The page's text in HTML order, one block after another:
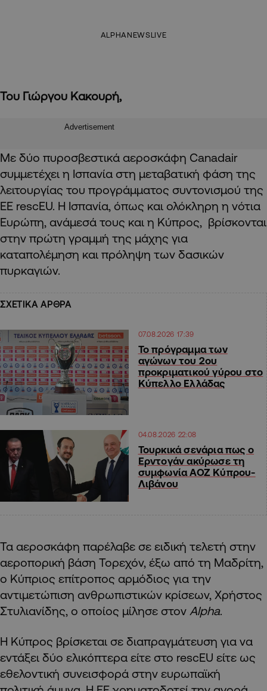
ALPHANEWSLIVE
Του Γιώργου Κακουρή,
Advertisement
Με δύο πυροσβεστικά αεροσκάφη Canadair
συμμετέχει η Ισπανία στη μεταβατική φάση της
λειτουργίας του προγράμματος συντονισμού της
ΕΕ rescEU. Η Ισπανία, όπως και ολόκληρη η νότια
Ευρώπη, ανάμεσά τους και η Κύπρος, βρίσκονται
στην πρώτη γραμμή της μάχης για
καταπολέμηση και πρόληψη των δασικών
πυρκαγιών.
ΣΧΕΤΙΚΑ ΑΡΘΡΑ
07.08.2026 17:39
Το πρόγραμμα των
αγώνων του 2ου
προκριματικού γύρου στο
Κύπελλο Ελλάδας
04.08.2026 22:08
Τουρκικά σενάρια πως ο
Ερντογάν ακύρωσε τη
συμφωνία ΑΟΖ Κύπρου-
Λιβάνου
Τα αεροσκάφη παρέλαβε σε ειδική τελετή στην
αεροπορική βάση Τορεχόν, έξω από τη Μαδρίτη,
ο Κύπριος επίτροπος αρμόδιος για την
αντιμετώπιση ανθρωπιστικών κρίσεων, Χρήστος
Στυλιανίδης, ο οποίος μίλησε στον Alpha.
Η Κύπρος βρίσκεται σε διαπραγμάτευση για να
εντάξει δύο ελικόπτερα είτε στο rescEU είτε ως
εθελοντική συνεισφορά στην ευρωπαϊκή